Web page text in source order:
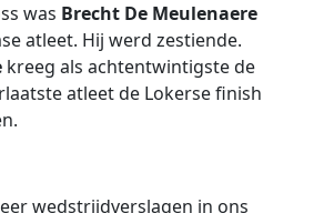
was Brecht De Meulenaere
atleet. Hij werd zestiende.
kreeg als achtentwintigste de
atleet de Lokerse finish
wedstrijdverslagen in ons